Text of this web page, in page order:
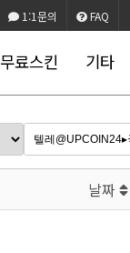
FAQ
1:1문의
무료스킨 기타
날짜